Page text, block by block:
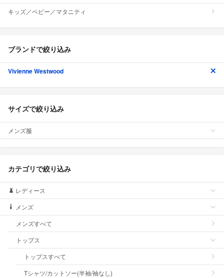
キッズ／ベビー／マタニティ
ブランドで絞り込み
Vivienne Westwood
サイズで絞り込み
メンズ服
カテゴリで絞り込み
レディース
メンズ
メンズすべて
トップス
トップスすべて
Tシャツ/カットソー(半袖/袖なし)